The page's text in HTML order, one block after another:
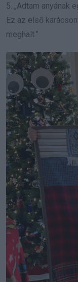
5. „Adtam anyának
Ez az első
meghalt.”